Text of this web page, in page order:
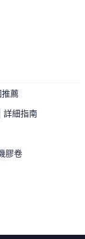
薦
詳細指南
膠卷